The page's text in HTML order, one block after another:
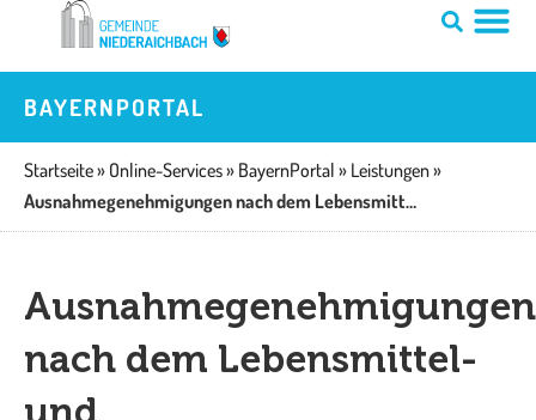
springen
BAYERNPORTAL
Startseite» Online-Services» BayernPortal » Leistungen»
Ausnahmegenehmigungen nach dem Lebensmittel- und Futtermittelgesetzbuch beantragen
Ausnahmegenehmigungen
nach dem Lebensmittel-